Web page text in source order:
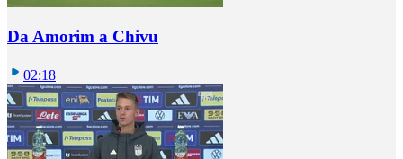
Da Amorim a Chivu
02:18